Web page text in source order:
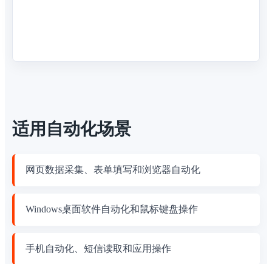
适用自动化场景
网页数据采集、表单填写和浏览器自动化
Windows桌面软件自动化和鼠标键盘操作
手机自动化、短信读取和应用操作